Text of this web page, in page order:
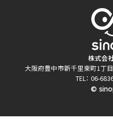
株式会
大阪府豊中市新千里東町1丁
TEL： 06-
©